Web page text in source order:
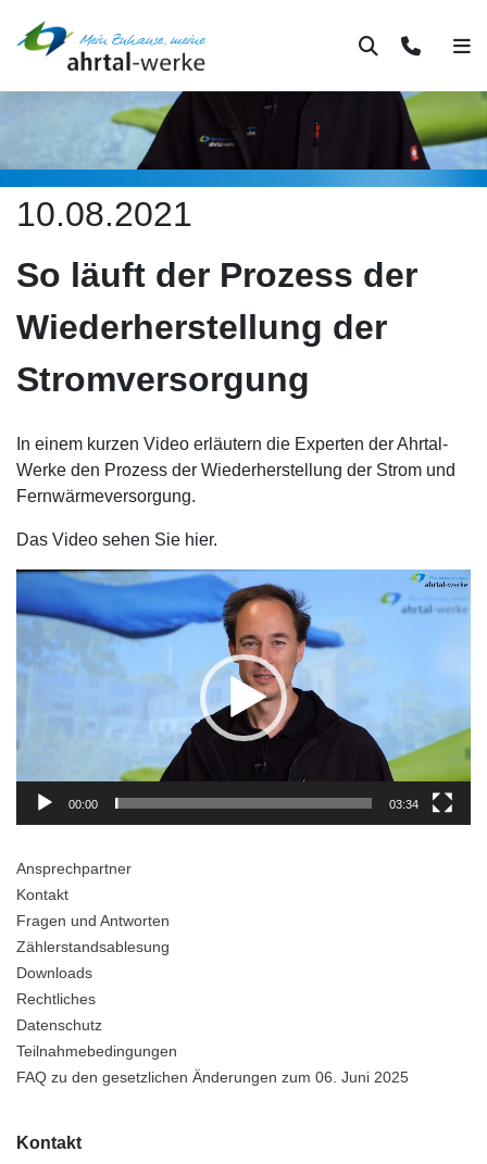
SucheKontakt
10.08.2021
So läuft der Prozess der
Wiederherstellung der
Stromversorgung
In einem kurzen Video erläutern die Experten der Ahrtal-
Werke den Prozess der Wiederherstellung der Strom und
Fernwärmeversorgung.
Das Video sehen Sie hier.
Video-
Player
00:00 03:34
Ansprechpartner
Kontakt
Fragen und Antworten
Zählerstandsablesung
Downloads
Rechtliches
Datenschutz
Teilnahmebedingungen
FAQ zu den gesetzlichen Änderungen zum 06. Juni 2025
Kontakt